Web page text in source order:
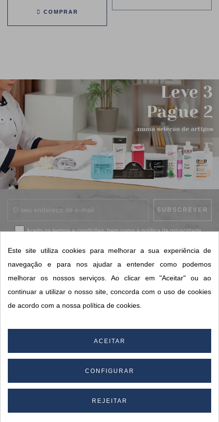
COMPRAR
Aceito ostermos e condições, bem como apolítica de privacidade.
CONTACTOS SORISA
Este site utiliza cookies para melhorar a sua experiência de
navegação e para nos ajudar a entender como podemos
melhorar os nossos serviços. Ao clicar em "Aceitar" ou ao
continuar a utilizar o nosso site, concorda com o uso de cookies
de acordo com a nossa política de cookies.
ACEITAR
CONFIGURAR
REJEITAR